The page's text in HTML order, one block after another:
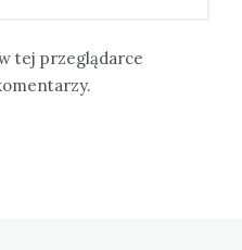
tej przeglądarce